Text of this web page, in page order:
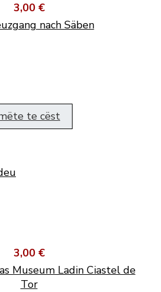
3,00 €
nach Säben
te cëst
3,00 €
Museum Ladin Ciastel de
Tor